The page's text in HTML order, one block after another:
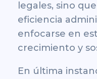
legales, sino
eficiencia
enfocarse en
crecimiento y
En última